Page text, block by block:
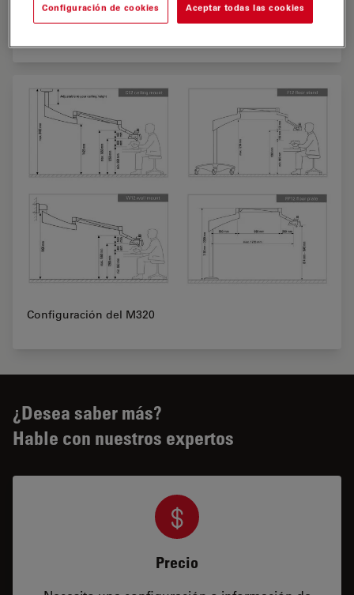
We would like to thank our…
Configuración del M320
¿Desea saber más?
Hable con nuestros expertos
Precio
Configuración de cookies Aceptar todas las cookies